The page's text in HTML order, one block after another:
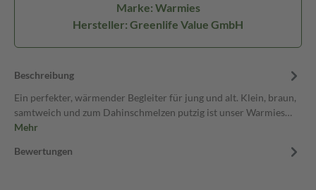
Marke: Warmies
Hersteller: Greenlife Value GmbH
Beschreibung
Ein perfekter, wärmender Begleiter für jung und alt. Klein, braun,
samtweich und zum Dahinschmelzen putzig ist unser Warmies…
Mehr
Bewertungen